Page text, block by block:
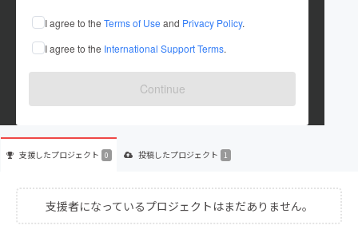
I agree to the Terms of Use and Privacy Policy.
I agree to the International Support Terms.
Continue
これまでに1件のプロジェクトを投稿しています
在住国：日本 現在地：鹿児島県
出身国：日本 出身地：鹿児島県
支援したプロジェクト 0 投稿したプロジェクト 1
支援者になっているプロジェクトはまだありません。